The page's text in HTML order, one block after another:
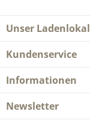
Unser Ladenlokal
Kundenservice
Informationen
Newsletter